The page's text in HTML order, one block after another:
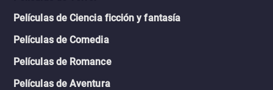
Películas de Ciencia ficción y fantasía
Películas de Comedia
Películas de Romance
Películas de Aventura